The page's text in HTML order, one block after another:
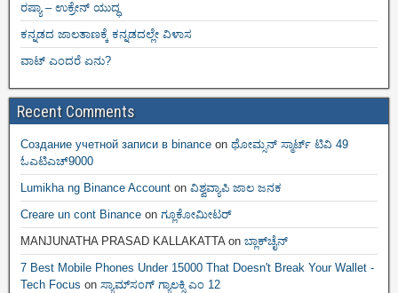
ರಷ್ಯಾ – ಉಕ್ರೇನ್ ಯುದ್ಧ
ಕನ್ನಡದ ಜಾಲತಾಣಕ್ಕೆ ಕನ್ನಡದಲ್ಲೇ ವಿಳಾಸ
ವಾಟ್ ಎಂದರೆ ಏನು?
Recent Comments
Создание учетной записи в binance on ಥೋಮ್ಸನ್ ಸ್ಮಾರ್ಟ್‌ ಟಿವಿ 49
ಓಎಟಿಎಚ್9000
Lumikha ng Binance Account on ವಿಶ್ವವ್ಯಾಪಿ ಜಾಲ ಜನಕ
Creare un cont Binance on ಗ್ಲೂಕೋಮೀಟರ್
MANJUNATHA PRASAD KALLAKATTAon ಬ್ಲಾಕ್‌ಚೈನ್‌
7 Best Mobile Phones Under 15000 That Doesn't Break Your Wallet -
Tech Focus on ಸ್ಯಾಮ್‌ಸಂಗ್ ಗ್ಯಾಲಕ್ಸಿ ಎಂ 12